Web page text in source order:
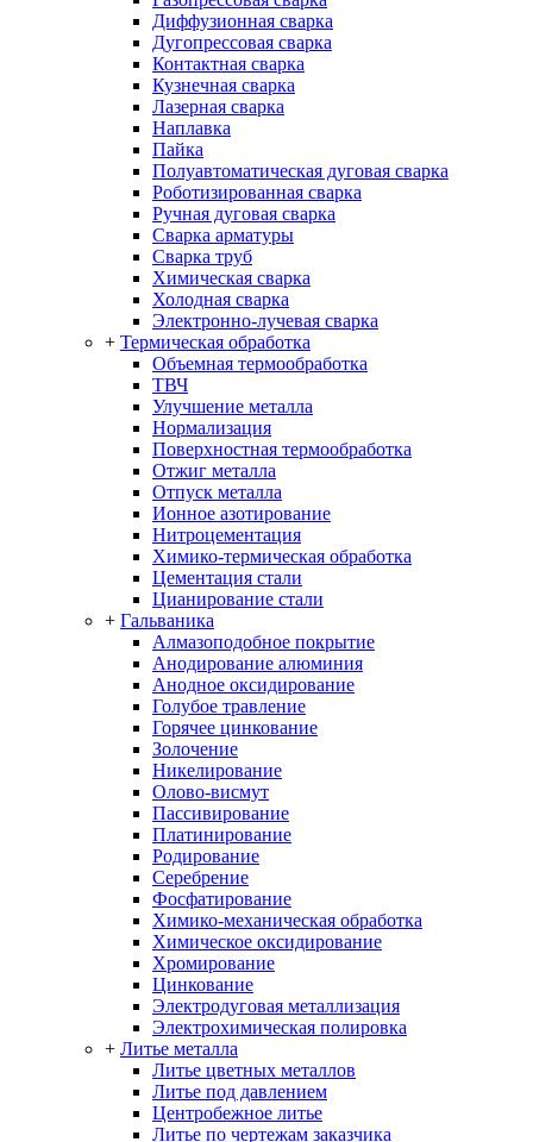
Диффузионная сварка
Дугопрессовая сварка
Контактная сварка
Кузнечная сварка
Лазерная сварка
Наплавка
Пайка
Полуавтоматическая дуговая сварка
Роботизированная сварка
Ручная дуговая сварка
Сварка арматуры
Сварка труб
Химическая сварка
Холодная сварка
Электронно-лучевая сварка
+ Термическая обработка
Объемная термообработка
ТВЧ
Улучшение металла
Нормализация
Поверхностная термообработка
Отжиг металла
Отпуск металла
Ионное азотирование
Нитроцементация
Химико-термическая обработка
Цементация стали
Цианирование стали
+ Гальваника
Алмазоподобное покрытие
Анодирование алюминия
Анодное оксидирование
Голубое травление
Горячее цинкование
Золочение
Никелирование
Олово-висмут
Пассивирование
Платинирование
Родирование
Серебрение
Фосфатирование
Химико-механическая обработка
Химическое оксидирование
Хромирование
Цинкование
Электродуговая металлизация
Электрохимическая полировка
+ Литье металла
Литье цветных металлов
Литье под давлением
Центробежное литье
Литье по чертежам заказчика